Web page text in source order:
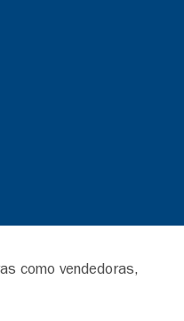
como vendedoras,